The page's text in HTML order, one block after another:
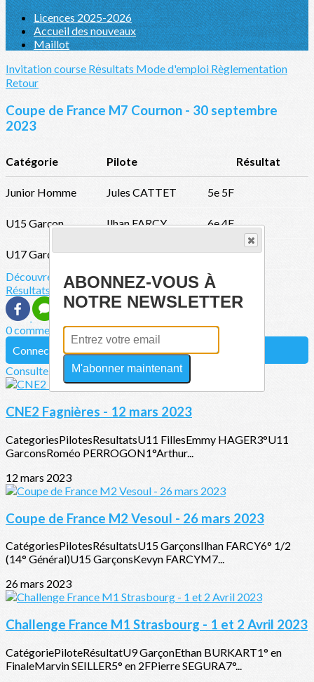
Licences 2025-2026
Accueil des nouveaux
Maillot
Invitation course Rėsultats Mode d'emploi Règlementation
Retour
Coupe de France M7 Cournon - 30 septembre
2023
Catégorie Pilote Résultat
Junior Homme Jules CATTET 5e 5F
U15 Garçon Ilhan FARCY 6e 4F
U17 Garçon Nathan OLIVIERA
5e 8F
Découvrez davantage d'articles sur ces thèmes :
Résultats
0 commentaire(s)
Connectez-vous pour laisser un commentaire
Consultez également
CNE2 Fagnières - 12 mars 2023
CategoriesPilotesResultatsU11 FillesEmmy HAGER3°U11
GarconsRoméo PERROGON1°Arthur...
12 mars 2023
Coupe de France M2 Vesoul - 26 mars 2023
CatégoriesPilotesRésultatsU15 GarçonsIlhan FARCY6° 1/2
(14° Général)U15 GarçonsKevyn FARCYM7...
26 mars 2023
Challenge France M1 Strasbourg - 1 et 2 Avril 2023
CatégoriePiloteRésultatU9 GarçonEthan BURKART1° en
FinaleMarvin SEILLER5° en 2FPierre SEGURA7°...
ABONNEZ-VOUS À
NOTRE NEWSLETTER
M'abonner maintenant